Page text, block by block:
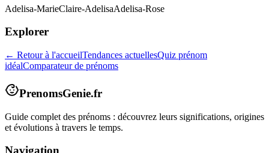
Adelisa-MarieClaire-AdelisaAdelisa-Rose
Explorer
← Retour à l'accueilTendances actuellesQuiz prénom
idéalComparateur de prénoms
PrenomsGenie.fr
Guide complet des prénoms : découvrez leurs significations, origines
et évolutions à travers le temps.
Navigation